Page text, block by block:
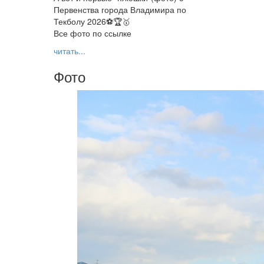
Первенства города Владимира по
Текболу 2026⚽🏆🥇
Все фото по ссылке
читать...
Фото